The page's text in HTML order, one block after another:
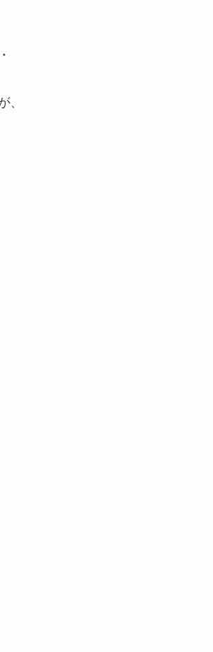
、